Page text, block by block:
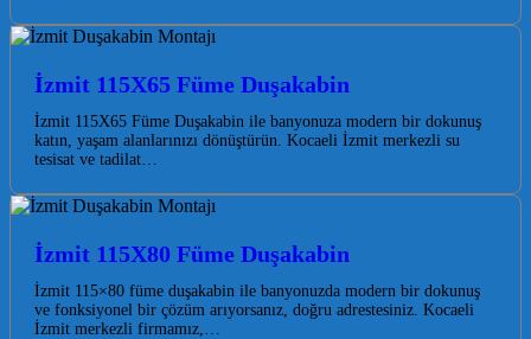
İzmit 115X65 Füme Duşakabin
İzmit 115X65 Füme Duşakabin ile banyonuza modern bir dokunuş
katın, yaşam alanlarınızı dönüştürün. Kocaeli İzmit merkezli su
tesisat ve tadilat…
İzmit 115X80 Füme Duşakabin
İzmit 115×80 füme duşakabin ile banyonuzda modern bir dokunuş
ve fonksiyonel bir çözüm arıyorsanız, doğru adrestesiniz. Kocaeli
İzmit merkezli firmamız,…